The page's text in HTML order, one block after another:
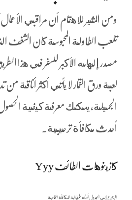
ومن المثير للاهتمام أن مراقبي
تلعب الطاولة المحبوسة كان الشغف
مصدر إلهامه الأكبر للسفر في هذا
لعبة ورق القمار لا يأتي أكثر أناقة من
الجميلة، يمكنك معرفة كيفية
أحدث مكافأة ترحيبية.
كازينوهات الطائف Yyy
الرجوع إلى الجدول أدناه للمطالبة المكافأة الخاصة